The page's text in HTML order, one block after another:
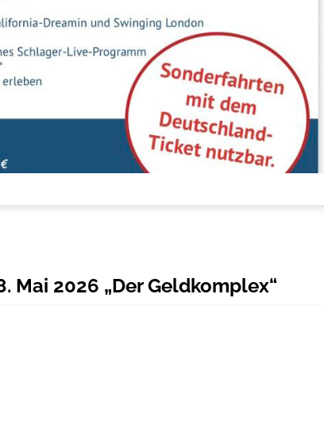
Mai 2026 „Der Geldkomplex“